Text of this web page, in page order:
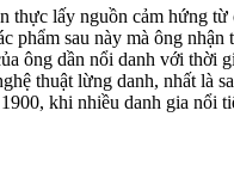
thực lấy nguồn cảm hứng
phẩm sau này mà ông nhận
ông dần nổi danh với thời
thuật lừng danh, nhất là
khi nhiều danh gia nổi